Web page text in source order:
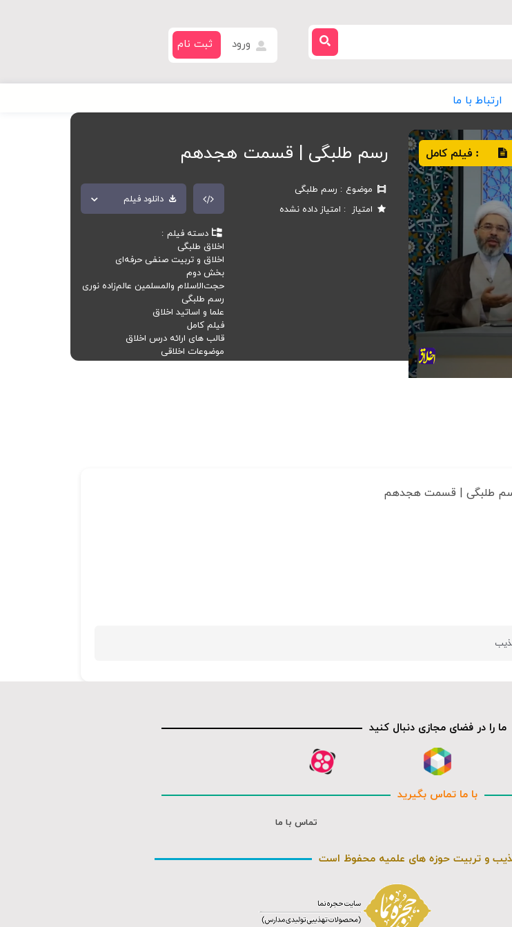
ورود ثبت نام
ارتباط با ما
: فیلم کامل رسم طلبگی | قسمت هجدهم
موضوع
رسم طلبگی
امتیاز
امتیاز داده نشده
دانلود فیلم
دسته فیلم
اخلاق طلبگی
اخلاق و تربیت صنفی حرفه‌ای
بخش دوم
حجت‌الاسلام والمسلمین عالم‌زاده نوری
رسم طلبگی
علما و اساتید اخلاق
فیلم کامل
قالب های ارائه درس اخلاق
موضوعات اخلاقی
رسم طلبگی | قسمت هجدهم
ما را در فضای مجازی دنبال کنید
با ما تماس بگیرید
تماس با ما
و تربیت حوزه های علمیه محفوظ است